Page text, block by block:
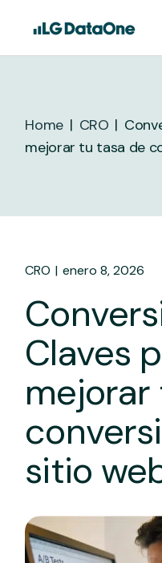
Home CRO
mejorar tu tasa de
CRO enero 8, 2026
Claves
sitio